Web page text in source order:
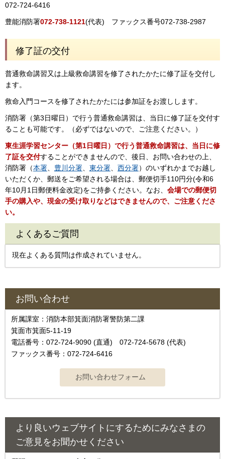
072-724-6416
豊能消防署072-738-1121(代表) ファックス番号072-738-2987
修了証の交付
普通救命講習又は上級救命講習を修了されたかたに修了証を交付し
ます。
救命入門コースを修了されたかたには参加証をお渡しします。
消防署（第3日曜日）で行う普通救命講習は、当日に修了証を交付す
ることも可能です。（必ずではないので、ご注意ください。）
東生涯学習センター（第1日曜日）で行う普通救命講習は、当日に修
了証を交付することができませんので、後日、お問い合わせの上、
消防署（本署、 豊川分署、 東分署、 西分署）のいずれかまでお越し
いただくか、郵送をご希望される場合は、郵便切手110円分(令和6
年10月1日郵便料金改定)をご持参ください。なお、 会場での郵便切
手の購入や、現金の受け取りなどはできませんので、ご注意くださ
い。
よくあるご質問
現在よくある質問は作成されていません。
お問い合わせ
所属課室：消防本部箕面消防署警防第二課
箕面市箕面5-11-19
電話番号：072-724-9090 (直通) 072-724-5678 (代表)
ファックス番号：072-724-6416
より良いウェブサイトにするためにみなさまの
ご意見をお聞かせください